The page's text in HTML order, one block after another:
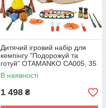
Дитячий ігровий набір для
кемпінгу "Подорожуй та
готуй" OTAMANKO CA005, 35
елементів
В наявності
1 498 ₴